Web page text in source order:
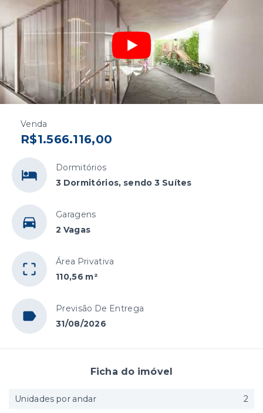
Venda
R$1.566.116,00
Dormitórios
3 Dormitórios, sendo 3 Suítes
Garagens
2 Vagas
Área Privativa
110,56 m²
Previsão De Entrega
31/08/2026
Ficha do imóvel
Unidades por andar
2